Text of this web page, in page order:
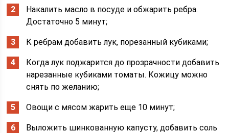
Накалить масло в посуде и обжарить ребра.
Достаточно 5 минут;
К ребрам добавить лук, порезанный кубиками;
Когда лук поджарится до прозрачности добавить
нарезанные кубиками томаты. Кожицу можно
снять по желанию;
Овощи с мясом жарить еще 10 минут;
Выложить шинкованную капусту, добавить соль